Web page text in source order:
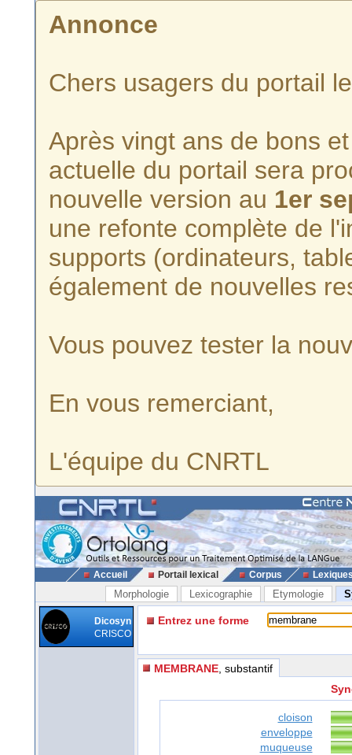
Annonce
Chers usagers du portail
Après vingt ans de bons
actuelle du portail sera
nouvelle version au 1er
une refonte complète de
supports (ordinateurs,
également de nouvelles
Vous pouvez tester la
En vous remerciant,
L'équipe du CNRTL
Accueil Portail lexical Corpus
Morphologie Lexicographie Etymologie
Dicosyn
CRISCO
Entrez une forme
MEMBRANE , substantif
cloison
enveloppe
muqueuse